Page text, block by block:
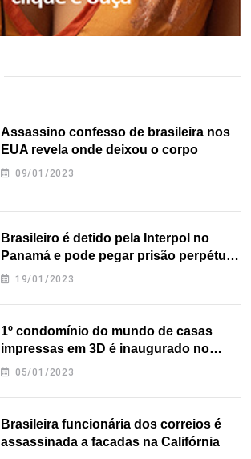
Assassino confesso de brasileira nos
EUA revela onde deixou o corpo
09/01/2023
Brasileiro é detido pela Interpol no
Panamá e pode pegar prisão perpétua
nos EUA
19/01/2023
1º condomínio do mundo de casas
impressas em 3D é inaugurado no
Texas
05/01/2023
Brasileira funcionária dos correios é
assassinada a facadas na Califórnia